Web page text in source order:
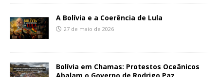
A Bolívia e a Coerência de Lula
27 de maio de 2026
Bolívia em Chamas: Protestos Oceânicos
Abalam o Governo de Rodrigo Paz